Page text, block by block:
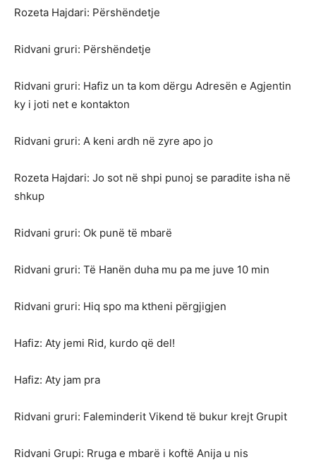
Rozeta Hajdari: Përshëndetje
Ridvani gruri: Përshëndetje
Ridvani gruri: Hafiz un ta kom dërgu Adresën e Agjentin
ky i joti net e kontakton
Ridvani gruri: A keni ardh në zyre apo jo
Rozeta Hajdari: Jo sot në shpi punoj se paradite isha në
shkup
Ridvani gruri: Ok punë të mbarë
Ridvani gruri: Të Hanën duha mu pa me juve 10 min
Ridvani gruri: Hiq spo ma ktheni përgjigjen
Hafiz: Aty jemi Rid, kurdo që del!
Hafiz: Aty jam pra
Ridvani gruri: Faleminderit Vikend të bukur krejt Grupit
Ridvani Grupi: Rruga e mbarë i koftë Anija u nis